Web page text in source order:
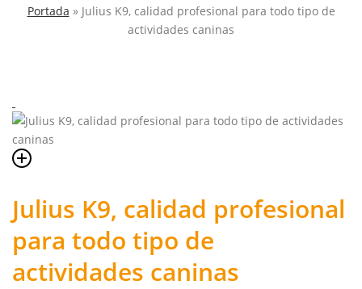
Portada » Julius K9, calidad profesional para todo tipo de
actividades caninas
Julius K9, calidad profesional
para todo tipo de
actividades caninas